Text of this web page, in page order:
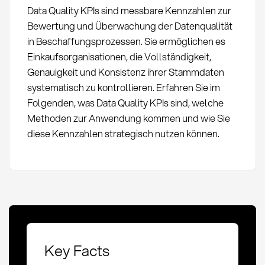
Data Quality KPIs sind messbare Kennzahlen zur
Bewertung und Überwachung der Datenqualität
in Beschaffungsprozessen. Sie ermöglichen es
Einkaufsorganisationen, die Vollständigkeit,
Genauigkeit und Konsistenz ihrer Stammdaten
systematisch zu kontrollieren. Erfahren Sie im
Folgenden, was Data Quality KPIs sind, welche
Methoden zur Anwendung kommen und wie Sie
diese Kennzahlen strategisch nutzen können.
Key Facts